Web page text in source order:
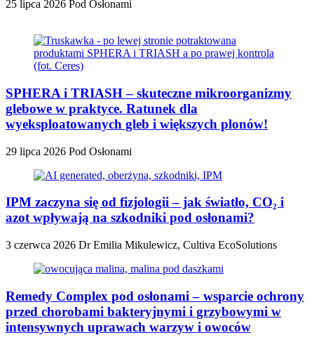
25 lipca 2026 Pod Osłonami
SPHERA i TRIASH – skuteczne mikroorganizmy
glebowe w praktyce. Ratunek dla
wyeksploatowanych gleb i większych plonów!
29 lipca 2026 Pod Osłonami
IPM zaczyna się od fizjologii – jak światło, CO₂ i
azot wpływają na szkodniki pod osłonami?
3 czerwca 2026 Dr Emilia Mikulewicz, Cultiva EcoSolutions
Remedy Complex pod osłonami – wsparcie ochrony
przed chorobami bakteryjnymi i grzybowymi w
intensywnych uprawach warzyw i owoców